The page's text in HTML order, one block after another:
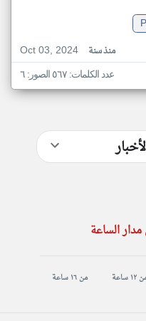
Oct 03, 2024
منذ سنة
عدد الكلمات: ٥٦٧ الصور: ٦
مدار الساعة
ساعة من ١٦ ساعة